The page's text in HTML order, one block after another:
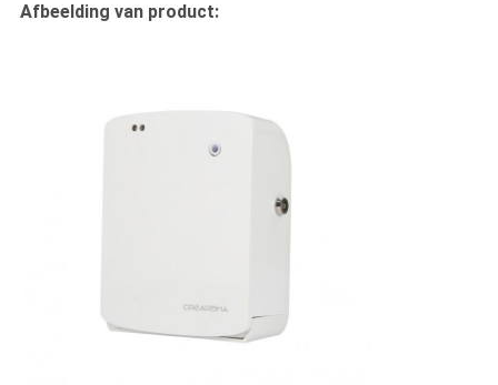
Afbeelding van product: